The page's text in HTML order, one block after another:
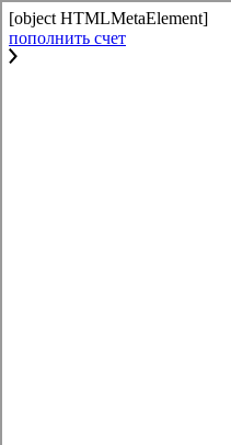
[object HTMLMetaElement]
пополнить счет